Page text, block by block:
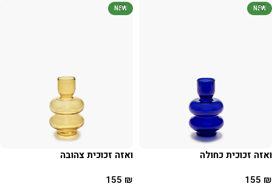
NEW
ואזה זכוכית כחולה
155 ₪
NEW
ואזה זכוכית צהובה
155 ₪